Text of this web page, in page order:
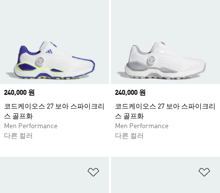
Price
240,000 원
코드케이오스 27 보아 스파이크리
스 골프화
Men Performance
다른 컬러
Price
240,000 원
코드케이오스 27 보아 스파이크리
스 골프화
Men Performance
다른 컬러